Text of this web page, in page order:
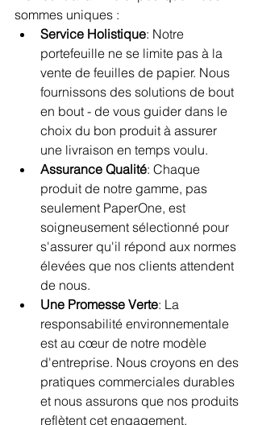
sommes uniques :
Service Holistique: Notre
portefeuille ne se limite pas à la
vente de feuilles de papier. Nous
fournissons des solutions de bout
en bout - de vous guider dans le
choix du bon produit à assurer
une livraison en temps voulu.
Assurance Qualité: Chaque
produit de notre gamme, pas
seulement PaperOne, est
soigneusement sélectionné pour
s'assurer qu'il répond aux normes
élevées que nos clients attendent
de nous.
Une Promesse Verte: La
responsabilité environnementale
est au cœur de notre modèle
d'entreprise. Nous croyons en des
pratiques commerciales durables
et nous assurons que nos produits
reflètent cet engagement.